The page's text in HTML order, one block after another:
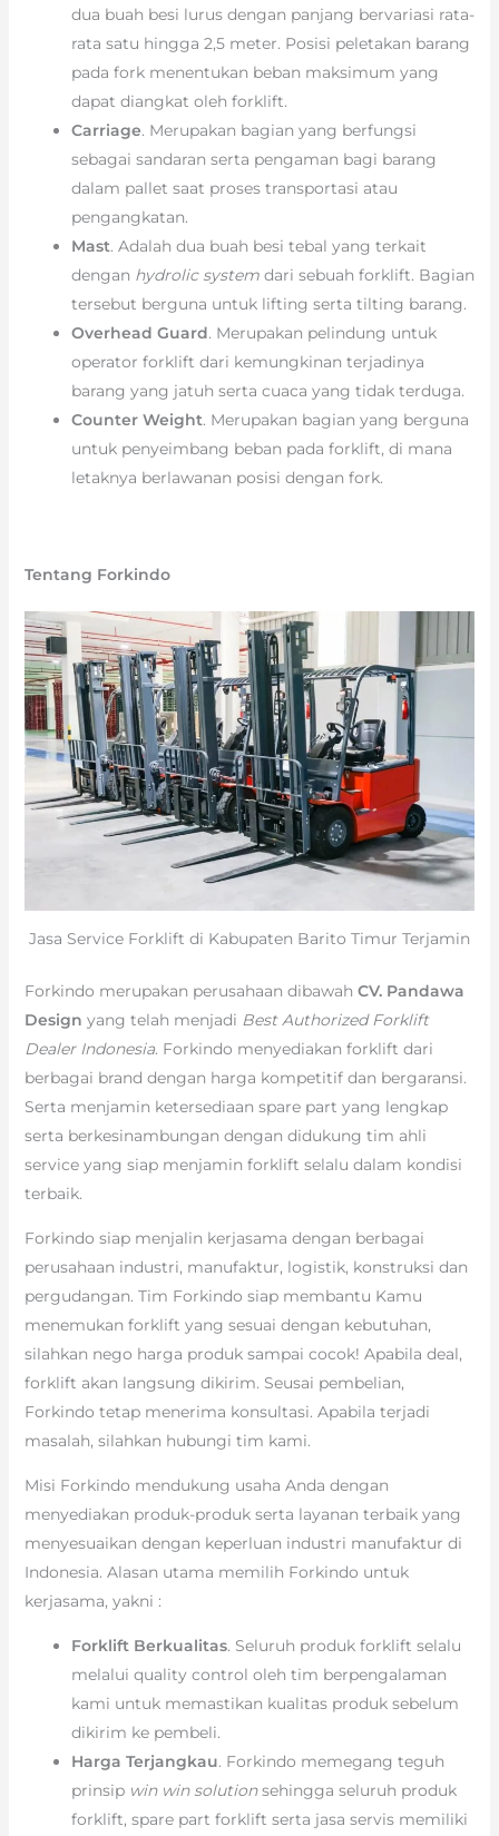
dua buah besi lurus dengan panjang bervariasi rata-
rata satu hingga 2,5 meter. Posisi peletakan barang
pada fork menentukan beban maksimum yang
dapat diangkat oleh forklift.
Carriage. Merupakan bagian yang berfungsi
sebagai sandaran serta pengaman bagi barang
dalam pallet saat proses transportasi atau
pengangkatan.
Mast. Adalah dua buah besi tebal yang terkait
dengan hydrolic systemdari sebuah forklift. Bagian
tersebut berguna untuk lifting serta tilting barang.
Overhead Guard. Merupakan pelindung untuk
operator forklift dari kemungkinan terjadinya
barang yang jatuh serta cuaca yang tidak terduga.
Counter Weight. Merupakan bagian yang berguna
untuk penyeimbang beban pada forklift, di mana
letaknya berlawanan posisi dengan fork.
Tentang Forkindo
Jasa Service Forklift di Kabupaten Barito Timur Terjamin
Forkindo merupakan perusahaan dibawah CV. Pandawa
Design yang telah menjadi Best Authorized Forklift
Dealer Indonesia. Forkindo menyediakan forklift dari
berbagai brand dengan harga kompetitif dan bergaransi.
Serta menjamin ketersediaan spare part yang lengkap
serta berkesinambungan dengan didukung tim ahli
service yang siap menjamin forklift selalu dalam kondisi
terbaik.
Forkindo siap menjalin kerjasama dengan berbagai
perusahaan industri, manufaktur, logistik, konstruksi dan
pergudangan. Tim Forkindo siap membantu Kamu
menemukan forklift yang sesuai dengan kebutuhan,
silahkan nego harga produk sampai cocok! Apabila deal,
forklift akan langsung dikirim. Seusai pembelian,
Forkindo tetap menerima konsultasi. Apabila terjadi
masalah, silahkan hubungi tim kami.
Misi Forkindo mendukung usaha Anda dengan
menyediakan produk-produk serta layanan terbaik yang
menyesuaikan dengan keperluan industri manufaktur di
Indonesia. Alasan utama memilih Forkindo untuk
kerjasama, yakni :
Forklift Berkualitas. Seluruh produk forklift selalu
melalui quality control oleh tim berpengalaman
kami untuk memastikan kualitas produk sebelum
dikirim ke pembeli.
Harga Terjangkau. Forkindo memegang teguh
prinsip win win solutionsehingga seluruh produk
forklift, spare part forklift serta jasa servis memiliki